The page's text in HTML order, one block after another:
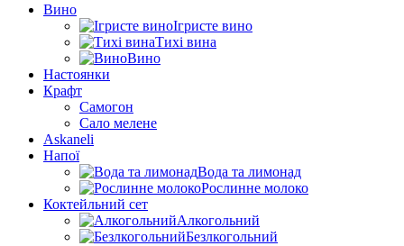
Вино
Ігристе вино
Тихі вина
Вино
Настоянки
Крафт
Самогон
Сало мелене
Askaneli
Напої
Вода та лимонад
Рослинне молоко
Коктейльний сет
Алкогольний
Безлкогольний